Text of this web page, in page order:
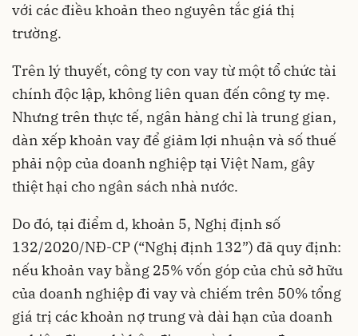
với các điều khoản theo nguyên tắc giá thị
trường.
Trên lý thuyết, công ty con vay từ một tổ chức tài
chính độc lập, không liên quan đến công ty mẹ.
Nhưng trên thực tế, ngân hàng chỉ là trung gian,
dàn xếp khoản vay để giảm lợi nhuận và số thuế
phải nộp của doanh nghiệp tại Việt Nam, gây
thiệt hại cho ngân sách nhà nước.
Do đó, tại điểm d, khoản 5, Nghị định số
132/2020/NĐ-CP (“Nghị định 132”) đã quy định:
nếu khoản vay bằng 25% vốn góp của chủ sở hữu
của doanh nghiệp đi vay và chiếm trên 50% tổng
giá trị các khoản nợ trung và dài hạn của doanh